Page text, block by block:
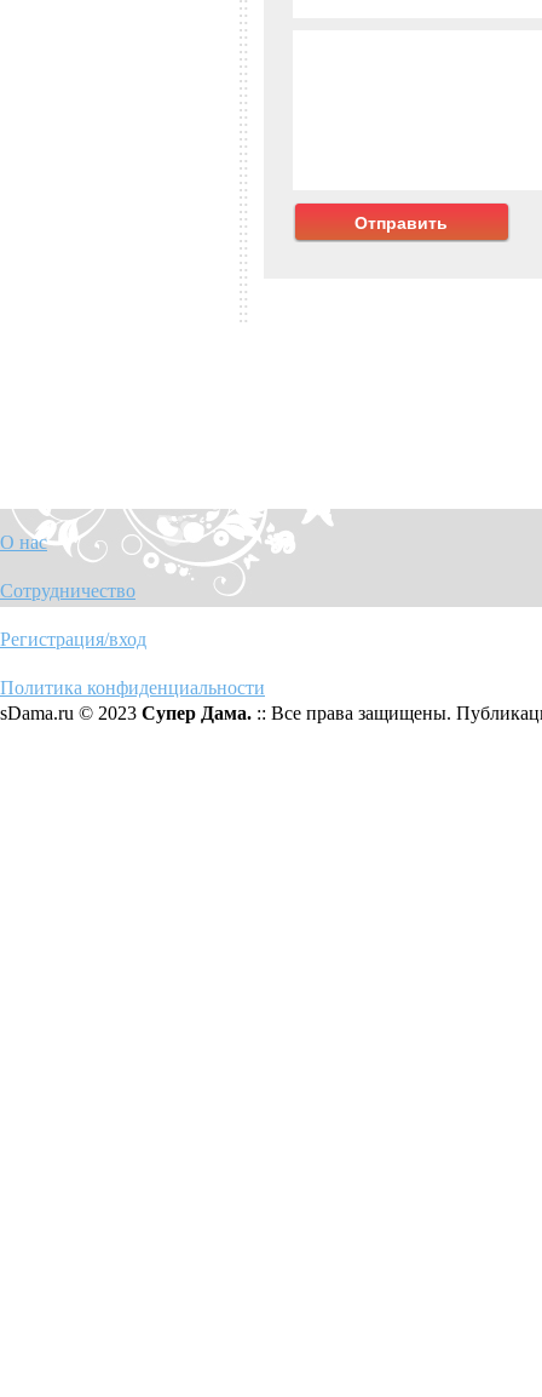
О нас
Сотрудничество
Регистрация/вход
Политика конфиденциальности
sDama.ru © 2023 Супер Дама. :: Все права защищены.